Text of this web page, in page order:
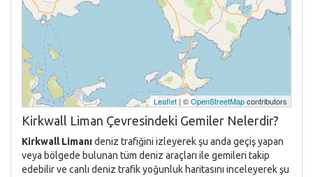
Leaflet | ©OpenStreetMapcontributors
Kirkwall Liman Çevresindeki Gemiler Nelerdir?
Kirkwall Limanıdeniz trafiğini izleyerek şu anda geçiş yapan
veya bölgede bulunan tüm deniz araçları ile gemileri takip
edebilir ve canlı deniz trafik yoğunluk haritasını inceleyerek şu